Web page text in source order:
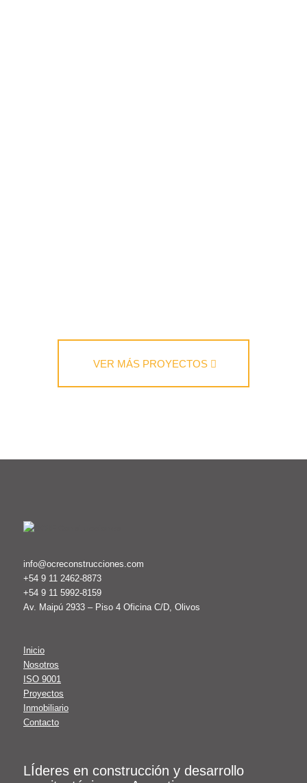
VER MÁS PROYECTOS
info@ocreconstrucciones.com
+54 9 11 2462-8873
+54 9 11 5992-8159
Av. Maipú 2933 – Piso 4 Oficina C/D, Olivos
Inicio
Nosotros
ISO 9001
Proyectos
Inmobiliario
Contacto
LÍderes en construcción y desarrollo